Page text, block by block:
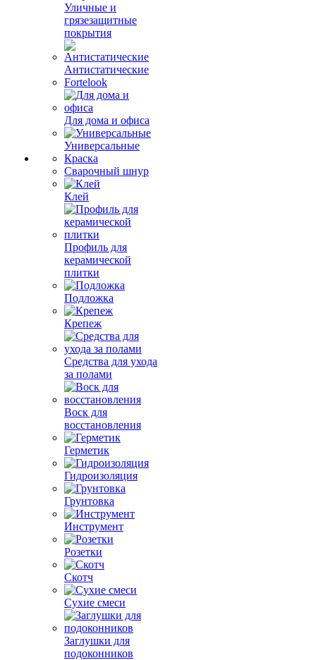
Уличные и
грязезащитные
покрытия
Антистатические
Fortelook
Для дома и офиса
Универсальные
Краска
Сварочный шнур
Клей
Профиль для
керамической
плитки
Подложка
Крепеж
Средства для ухода
за полами
Воск для
восстановления
Герметик
Гидроизоляция
Грунтовка
Инструмент
Розетки
Скотч
Сухие смеси
Заглушки для
подоконников